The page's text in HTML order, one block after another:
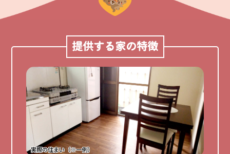
提供する家の特徴